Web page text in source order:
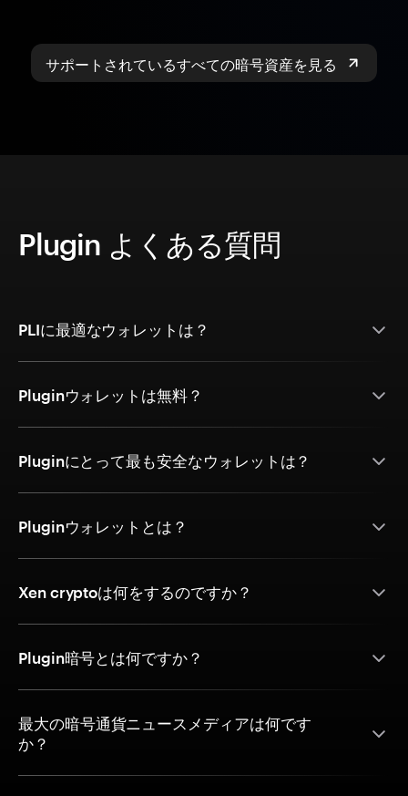
サポートされているすべての暗号資産を見る
Plugin よくある質問
PLIに最適なウォレットは？
Pluginウォレットは無料？
Pluginにとって最も安全なウォレットは？
Pluginウォレットとは？
Xen cryptoは何をするのですか？
Plugin暗号とは何ですか？
最大の暗号通貨ニュースメディアは何です
か？